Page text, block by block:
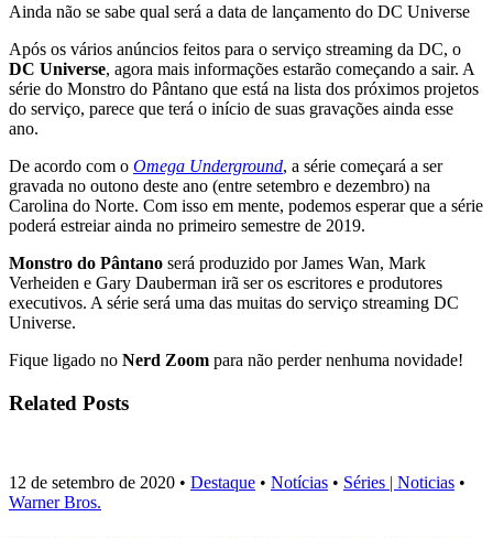
Ainda não se sabe qual será a data de lançamento do DC Universe
Após os vários anúncios feitos para o serviço streaming da DC, o
DC Universe, agora mais informações estarão começando a sair. A
série do Monstro do Pântano que está na lista dos próximos projetos
do serviço, parece que terá o início de suas gravações ainda esse
ano.
De acordo com o Omega Underground, a série começará a ser
gravada no outono deste ano (entre setembro e dezembro) na
Carolina do Norte. Com isso em mente, podemos esperar que a série
poderá estreiar ainda no primeiro semestre de 2019.
Monstro do Pântano será produzido por James Wan, Mark
Verheiden e Gary Dauberman irã ser os escritores e produtores
executivos. A série será uma das muitas do serviço streaming DC
Universe.
Fique ligado no Nerd Zoom para não perder nenhuma novidade!
Related Posts
12 de setembro de 2020 • Destaque • Notícias • Séries | Noticias •
Warner Bros.